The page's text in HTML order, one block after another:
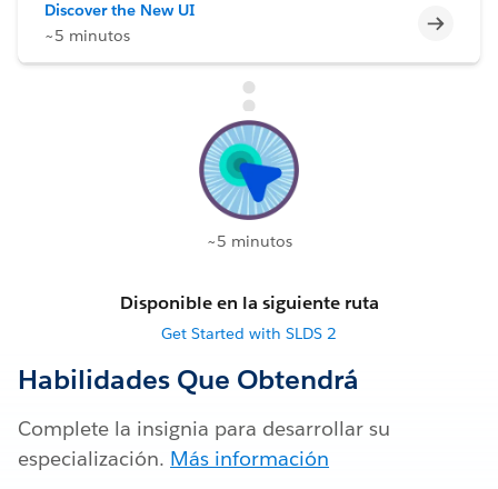
Discover the New UI
~5 minutos
~5 minutos
Disponible en la siguiente ruta
Get Started with SLDS 2
Habilidades Que Obtendrá
Complete la insignia para desarrollar su
especialización. Más información